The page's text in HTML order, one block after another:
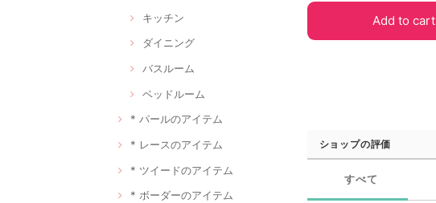
キッチン
ダイニング
バスルーム
ベッドルーム
* パールのアイテム
* レースのアイテム
* ツイードのアイテム
* ボーダーのアイテム
Add to cart
ショップの評価
すべて